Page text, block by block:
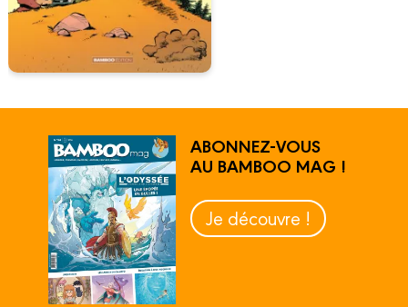
ABONNEZ-VOUS
AU BAMBOO MAG !
Je découvre !